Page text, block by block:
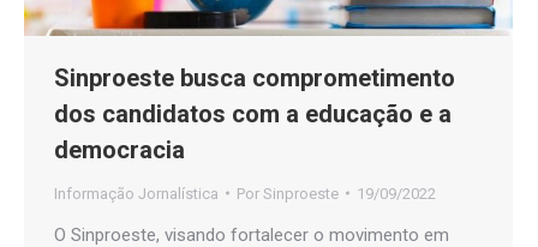
Sinproeste busca comprometimento
dos candidatos com a educação e a
democracia
Informação Jornalística Por Sinproeste 19/09/2022
O Sinproeste, visando fortalecer o movimento em